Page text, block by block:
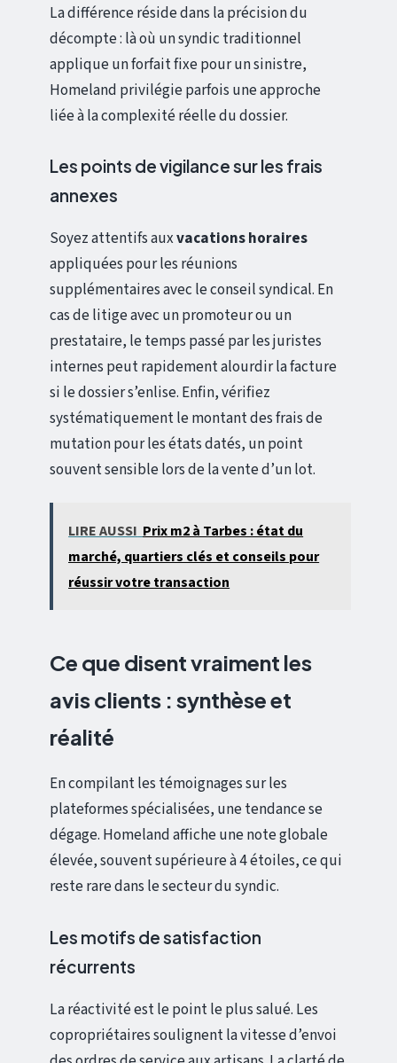
La différence réside dans la précision du
décompte : là où un syndic traditionnel
applique un forfait fixe pour un sinistre,
Homeland privilégie parfois une approche
liée à la complexité réelle du dossier.
Les points de vigilance sur les frais
annexes
Soyez attentifs auxvacations horaires
appliquées pour les réunions
supplémentaires avec le conseil syndical. En
cas de litige avec un promoteur ou un
prestataire, le temps passé par les juristes
internes peut rapidement alourdir la facture
si le dossier s’enlise. Enfin, vérifiez
systématiquement le montant des frais de
mutation pour les états datés, un point
souvent sensible lors de la vente d’un lot.
LIRE AUSSI Prix m2 à Tarbes : état du
marché, quartiers clés et conseils pour
réussir votre transaction
Ce que disent vraiment les
avis clients : synthèse et
réalité
En compilant les témoignages sur les
plateformes spécialisées, une tendance se
dégage. Homeland affiche une note globale
élevée, souvent supérieure à 4 étoiles, ce qui
reste rare dans le secteur du syndic.
Les motifs de satisfaction
récurrents
La réactivité est le point le plus salué. Les
copropriétaires soulignent la vitesse d’envoi